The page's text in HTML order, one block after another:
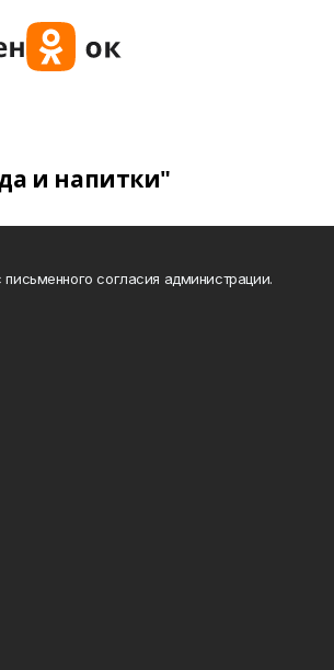
и напитки"
согласия администрации.